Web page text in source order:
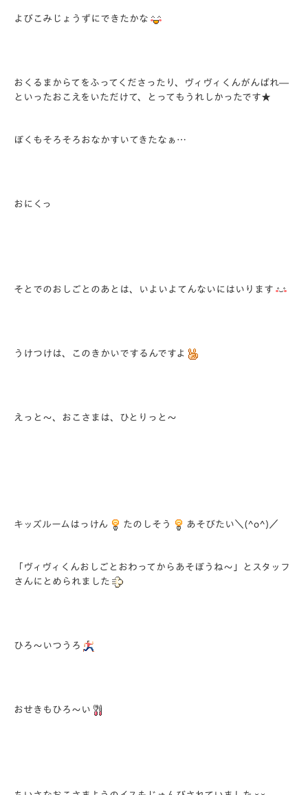
よびこみじょうずにできたかな
おくるまからてをふってくださったり、ヴィヴィくんがんばれ―
といったおこえをいただけて、とってもうれしかったです★
ぼくもそろそろおなかすいてきたなぁ…
おにくっ
そとでのおしごとのあとは、いよいよてんないにはいります
うけつけは、このきかいでするんですよ
えっと～、おこさまは、ひとりっと～
キッズルームはっけん たのしそう あそびたい＼(^o^)／
「ヴィヴィくんおしごとおわってからあそぼうね～」とスタッフ
さんにとめられました
ひろ～いつうろ
おせきもひろ～い